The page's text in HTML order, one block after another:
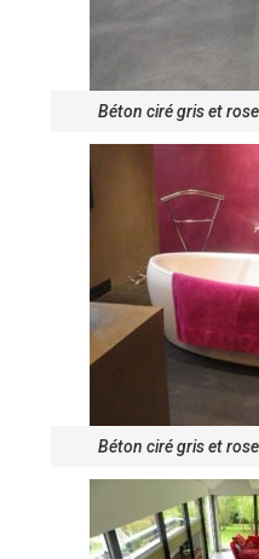
Béton ciré gris et
Béton ciré gris et